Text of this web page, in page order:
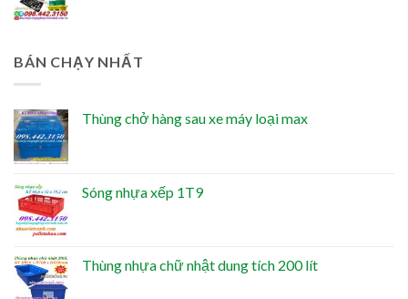
BÁN CHẠY NHẤT
Thùng chở hàng sau xe máy loại max
Sóng nhựa xếp 1T9
Thùng nhựa chữ nhật dung tích 200 lít